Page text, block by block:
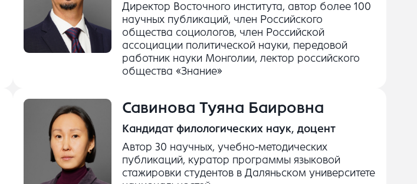
Директор Восточного института, автор более 100
научных публикаций, член Российского
общества социологов, член Российской
ассоциации политической науки, передовой
работник науки Монголии, лектор российского
общества «Знание»
Савинова Туяна Баировна
Кандидат филологических наук, доцент
Автор 30 научных, учебно-методических
публикаций, куратор программы языковой
стажировки студентов в Даляньском университете